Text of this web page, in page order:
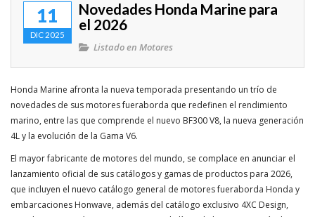
Rincon del lector
Mitos y Mariner@s
VIDEOS
11
DIC 2025
Novedades Honda Marine para
el 2026
Listado enMotores
Honda Marine afronta la nueva temporada presentando un trío de
novedades de sus motores fueraborda que redefinen el rendimiento
marino, entre las que comprende el nuevo BF300 V8, la nueva generación
4L y la evolución de la Gama V6.
El mayor fabricante de motores del mundo, se complace en anunciar el
lanzamiento oficial de sus catálogos y gamas de productos para 2026,
que incluyen el nuevo catálogo general de motores fueraborda Honda y
embarcaciones Honwave, además del catálogo exclusivo 4XC Design,